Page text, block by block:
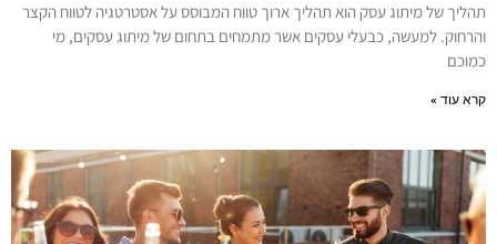
תהליך של מיתוג עסק הוא תהליך ארוך טווח המבוסס על אסטרטגיה לטווח הקצר
והרחוק. למעשה, כבעלי עסקים אשר מתמחים בתחום של מיתוג עסקים, מי
כמוכם
קרא עוד »